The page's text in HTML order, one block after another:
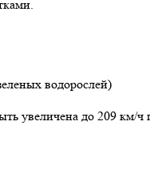
водорослей)
увеличена до 209 км/